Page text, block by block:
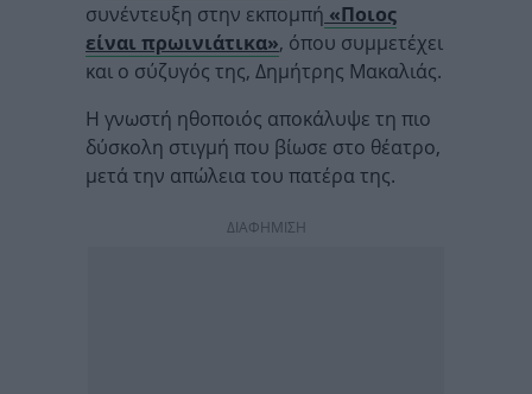
συνέντευξη στην εκπομπή «Ποιος
είναι πρωινιάτικα», όπου συμμετέχει
και ο σύζυγός της, Δημήτρης Μακαλιάς.
Η γνωστή ηθοποιός αποκάλυψε τη πιο
δύσκολη στιγμή που βίωσε στο θέατρο,
μετά την απώλεια του πατέρα της.
ΔΙΑΦΗΜΙΣΗ